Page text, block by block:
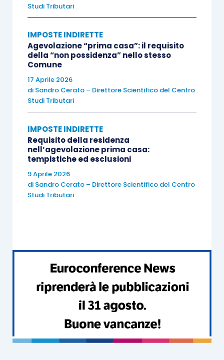
Sul punto è intervenuta anche la Corte di
Cassazione (sentenza n. 13033/2017), la quale,
in considerazione della retroattività della
decisione della Consulta,
rimborsabile la maggiore imposta di registro
versata in relazione corrispettivo pagato con il
Rinuncia all’eredità
Con lariposta all’istanza di interpello
494/E/2019l’Agenzia delle Entrate ha chiarito che
L’Amministrazione finanziaria, con la citata
risposta ad istanza di interpello, richiamando gli
orientamenti espressi in precedenza con la
circolare 18/E/2019e lerisoluzioni 320/E/2007
121/E/2007, ha ritenuto chela disciplina del
prezzo valore trovi applicazione anche nei casi
Studi Tributari
IMPOSTE INDIRETTE
Agevolazione “prima casa”: il requisito
della “non possidenza” nello stesso
Comune
17 Aprile 2026
di Sandro Cerato – Direttore Scientifico del Centro
Studi Tributari
IMPOSTE INDIRETTE
Requisito della residenza
nell’agevolazione prima casa:
tempistiche ed esclusioni
9 Aprile 2026
di Sandro Cerato – Direttore Scientifico del Centro
Studi Tributari